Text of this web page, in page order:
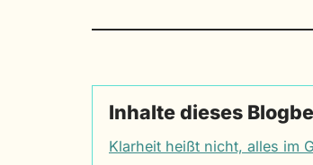
Inhalte dieses
Klarheit heißt nicht, alles im